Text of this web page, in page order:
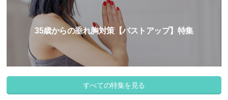
35歳からの垂れ胸対策【バストアップ】特集
すべての特集を見る